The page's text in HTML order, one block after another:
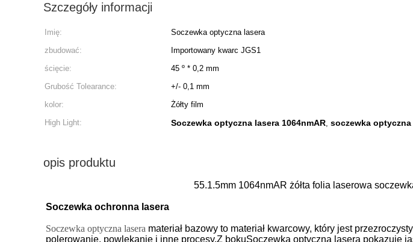
Szczegóły informacji
Imię: Soczewka optyczna lasera
zbudować:
Importowany kwarc JGS1
ścięcie:
45 º * 0,2 mm
Grubość Tolearance:
+/- 0,1 mm
kolor:
Żółty film
High Light:
Soczewka optyczna lasera 1064nmAR, soczewka
opis produktu
55.1.5mm 1064nmAR żółta folia laserowa
Soczewka ochronna lasera
Soczewka optyczna lasera materiał bazowy to materiał kwarcowy, który jest
polerowanie, powlekanie i inne procesy.Z bokuSoczewka optyczna lasera pokazuje